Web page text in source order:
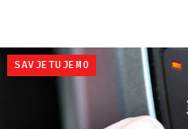
SAVJETUJEMO